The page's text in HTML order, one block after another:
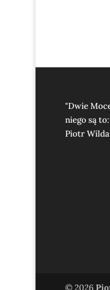
"Dwie
niego są
Piotr
© 2026